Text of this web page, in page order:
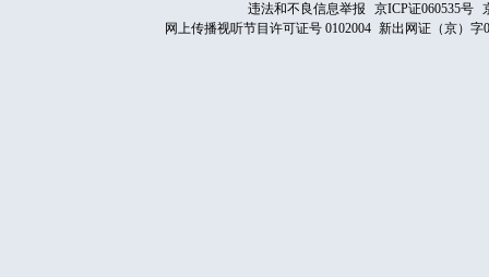
违法和不良信息举报
京ICP证060535号
网上传播视听节目许可证号 0102004 新出网证（京）